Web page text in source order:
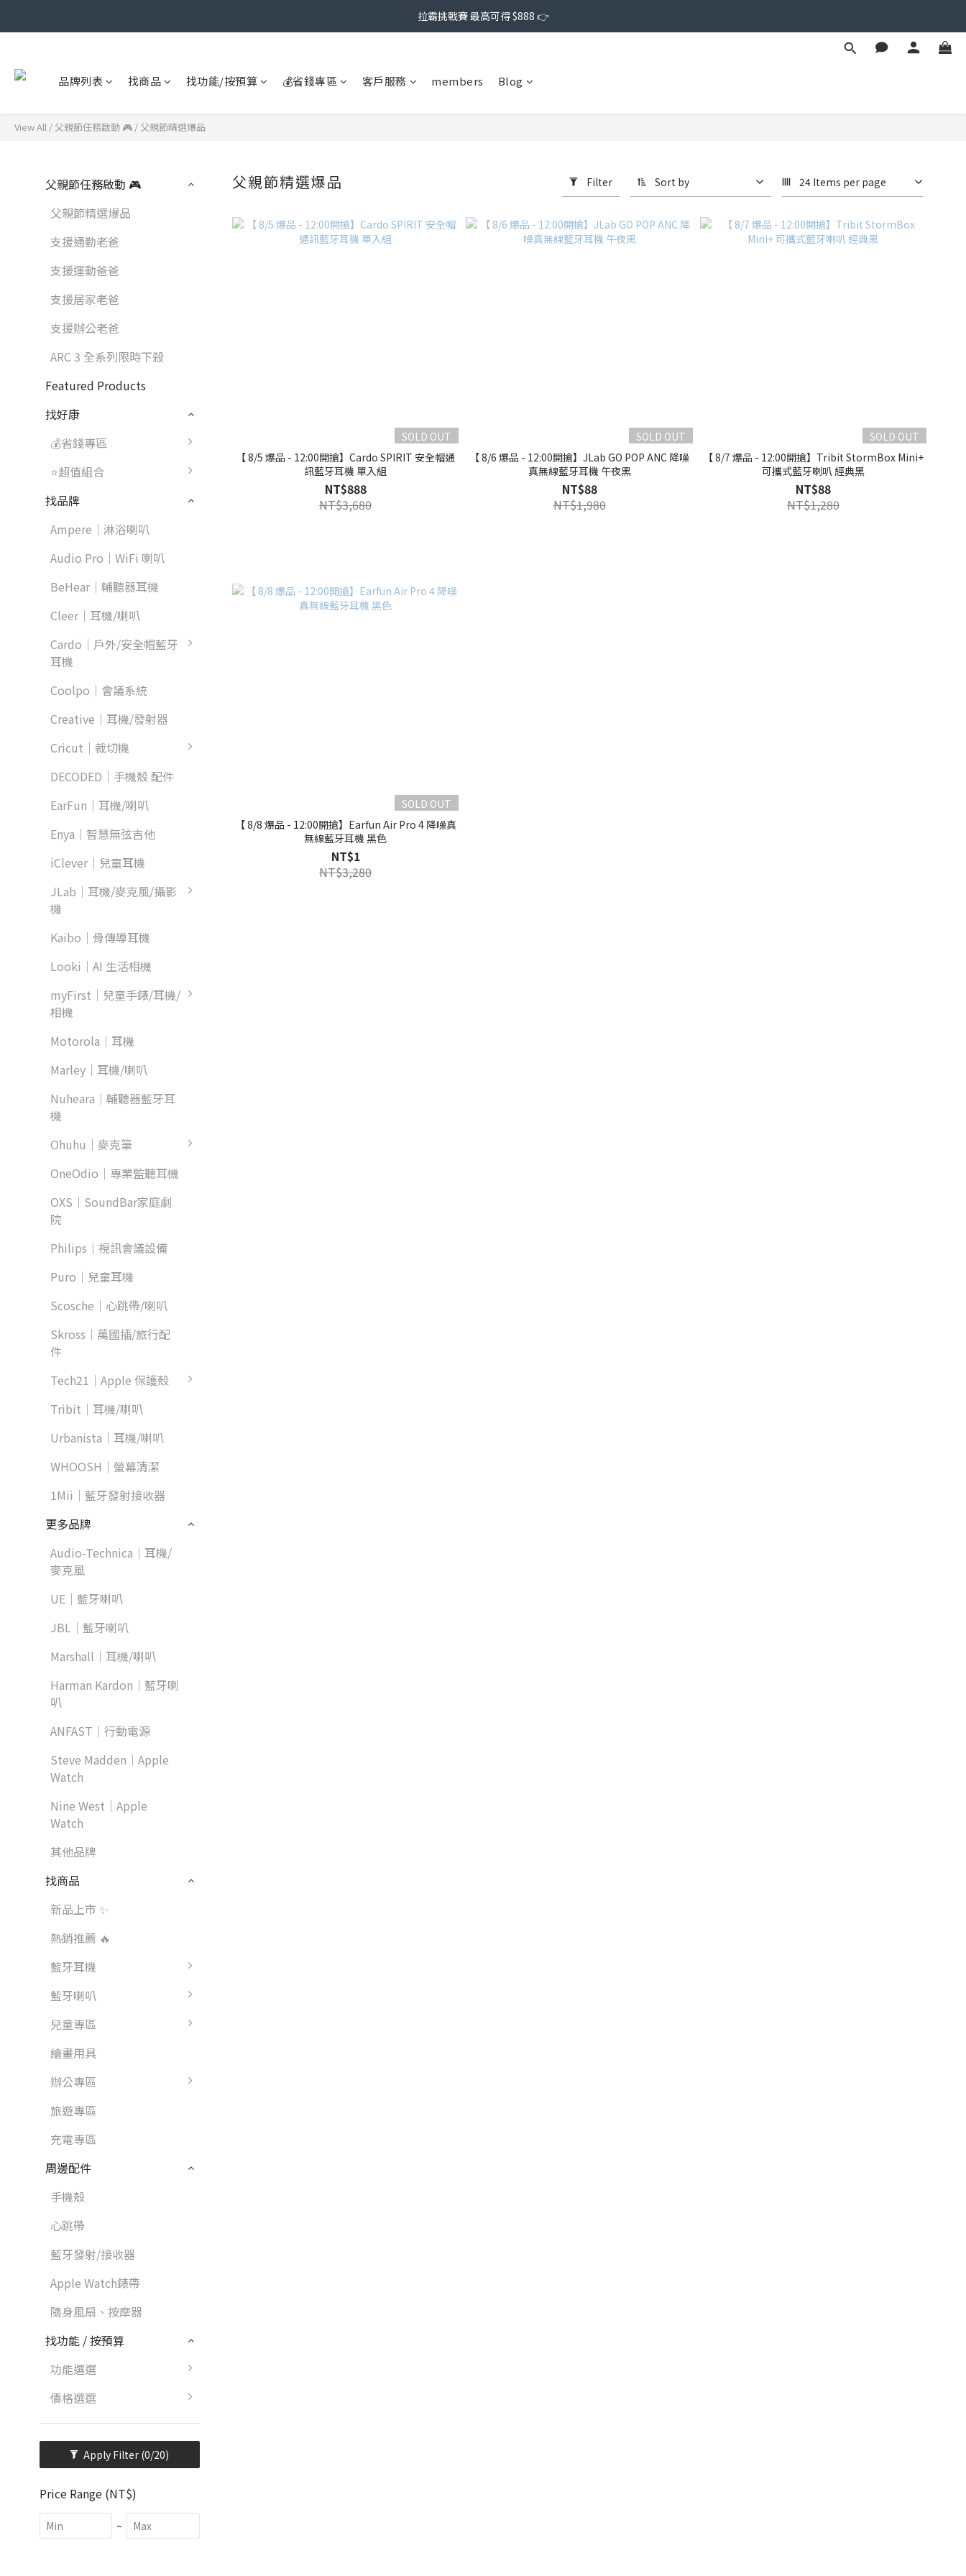
拉霸挑戰賽 最高可得 $888 👉
品牌列表 找商品 找功能/按預算 💰省錢專區 客戶服務 members Blog
View All / 父親節任務啟動 🎮 / 父親節精選爆品
父親節任務啟動 🎮
父親節精選爆品
支援通勤老爸
支援運動爸爸
支援居家老爸
支援辦公老爸
ARC 3 全系列限時下殺
Featured Products
找好康
💰省錢專區
⭐超值組合
找品牌
Ampere｜淋浴喇叭
Audio Pro｜WiFi 喇叭
BeHear｜輔聽器耳機
Cleer｜耳機/喇叭
Cardo｜戶外/安全帽藍牙
耳機
Coolpo｜會議系統
Creative｜耳機/發射器
Cricut｜裁切機
DECODED｜手機殼 配件
EarFun｜耳機/喇叭
Enya｜智慧無弦吉他
iClever｜兒童耳機
JLab｜耳機/麥克風/攝影
機
Kaibo｜骨傳導耳機
Looki｜AI 生活相機
myFirst｜兒童手錶/耳機/
相機
Motorola｜耳機
Marley｜耳機/喇叭
Nuheara｜輔聽器藍牙耳
機
Ohuhu｜麥克筆
OneOdio｜專業監聽耳機
OXS｜SoundBar家庭劇
院
Philips｜視訊會議設備
Puro｜兒童耳機
Scosche｜心跳帶/喇叭
Skross｜萬國插/旅行配
件
Tech21｜Apple 保護殼
Tribit｜耳機/喇叭
Urbanista｜耳機/喇叭
WHOOSH｜螢幕清潔
1Mii｜藍牙發射接收器
更多品牌
Audio-Technica｜耳機/
麥克風
UE｜藍牙喇叭
JBL｜藍牙喇叭
Marshall｜耳機/喇叭
Harman Kardon｜藍牙喇
叭
ANFAST｜行動電源
Steve Madden｜Apple
Watch
Nine West｜Apple
Watch
其他品牌
找商品
新品上市 ✨
熱銷推薦 🔥
藍牙耳機
藍牙喇叭
兒童專區
繪畫用具
辦公專區
旅遊專區
充電專區
周邊配件
手機殼
心跳帶
藍牙發射/接收器
Apple Watch錶帶
隨身風扇、按摩器
找功能 / 按預算
功能選選
價格選選
Apply Filter (0/20)
Price Range (NT$)
~
父親節精選爆品 Filter Sort by 24 Items per page
SOLD OUT
【 8/5 爆品 - 12:00開搶】Cardo SPIRIT 安全帽通
訊藍牙耳機 單入組
NT$888
NT$3,680
SOLD OUT
【 8/6 爆品 - 12:00開搶】JLab GO POP ANC 降噪
真無線藍牙耳機 午夜黑
NT$88
NT$1,980
SOLD OUT
【 8/7 爆品 - 12:00開搶】Tribit StormBox Mini+
可攜式藍牙喇叭 經典黑
NT$88
NT$1,280
SOLD OUT
【 8/8 爆品 - 12:00開搶】Earfun Air Pro 4 降噪真
無線藍牙耳機 黑色
NT$1
NT$3,280